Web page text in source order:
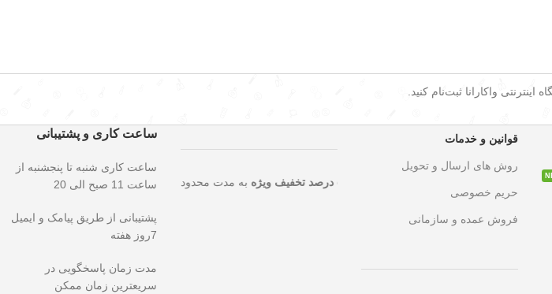
واکارانا ثبت‌نام کنید.
قوانین و خدمات
روش های ارسال و تحویل
حریم خصوصی
فروش عمده و سازمانی
۵۰ درصد تخفیف ویژه به مدت محدود روی تمامی روی تمامی محصولات. این فرصت استثنایی را از دست ندهید!
ساعت کاری و پشتیبانی
ساعت کاری شنبه تا پنجشنبه از
ساعت 11 صبح الی 20
پشتیبانی از طریق پیامک و ایمیل
7روز هفته
مدت زمان پاسخگویی در
سریعترین زمان ممکن